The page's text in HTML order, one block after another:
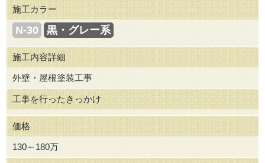
施工カラー
N-30 黒・グレー系
施工内容詳細
外壁・屋根塗装工事
工事を行ったきっかけ
価格
130～180万